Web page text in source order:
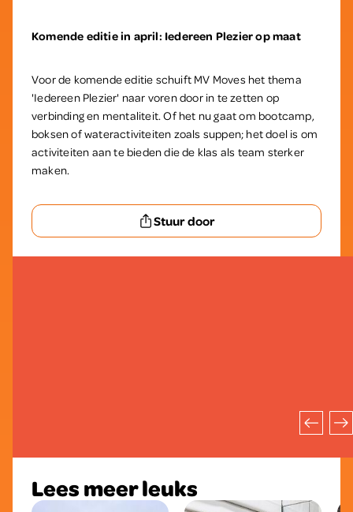
Komende editie in april: Iedereen Plezier op maat
Voor de komende editie schuift MV Moves het thema
'Iedereen Plezier' naar voren door in te zetten op
verbinding en mentaliteit. Of het nu gaat om bootcamp,
boksen of wateractiviteiten zoals suppen; het doel is om
activiteiten aan te bieden die de klas als team sterker
maken.
Stuur door
Lees meer leuks